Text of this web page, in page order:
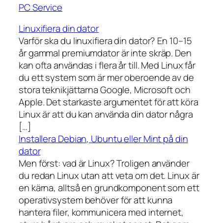
PC Service
Linuxifiera din dator
Varför ska du linuxifiera din dator? En 10–15
år gammal premiumdator är inte skräp. Den
kan ofta användas i flera år till. Med Linux får
du ett system som är mer oberoende av de
stora teknikjättarna Google, Microsoft och
Apple. Det starkaste argumentet för att köra
Linux är att du kan använda din dator några
[…]
Installera Debian, Ubuntu eller Mint på din
dator
Men först: vad är Linux? Troligen använder
du redan Linux utan att veta om det. Linux är
en kärna, alltså en grundkomponent som ett
operativsystem behöver för att kunna
hantera filer, kommunicera med internet,